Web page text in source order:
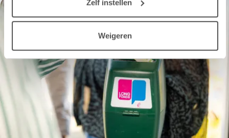
Zelf instellen
Weigeren